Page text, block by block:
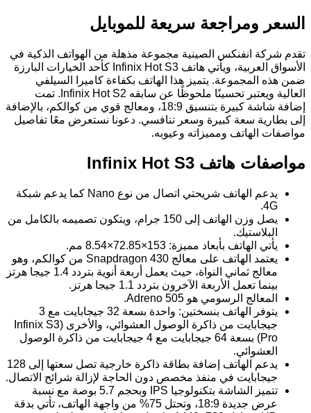
السعر ومراجعة سريعة للموبايل
تقدم شركة انفنكس الصينية مجموعة مذهلة من الهواتف الذكية في
الأسواق العربية، ويأتي هاتف Infinix Hot S3 كأحد الخيارات البارزة
ضمن هذه المجموعة. يتميز هذا الهاتف بكفاءة كاميرا السيلفي
العالية ويعتبر تحسينًا ملحوظًا عن سابقه Infinix Hot S2. تمت
إضافة شاشة كبيرة بتنسيق 18:9، ومعالج قوي من كوالكم، بالإضافة
إلى بطارية سعة كبيرة وسعر تنافسي. دعونا نستعرض معًا تفاصيل
مواصفات الهاتف ومميزاته وعيوبه.
مواصفات هاتف Infinix Hot S3
يدعم الهاتف شريحتي اتصال من نوع Nano كما يدعم شبكة
4G.
يصل وزن الهاتف إلى 150 جرام، ويتكون تصميمه بالكامل من
البلاستيك.
يأتي الهاتف بأبعاد مميزة: 153×72.85×8.54 مم.
يعتمد الهاتف على معالج Snapdragon 430 من كوالكم، وهو
معالج ثماني النواة، حيث يعمل أربعة أنوية بتردد 1.4 جيجا هرتز
بينما تعمل الأربعة الآخرون بتردد 1.1 جيجا هرتز.
المعالج الرسومي هو Adreno 505.
يتوفر الهاتف بنسختين: واحدة بسعة 32 جيجابايت مع 3
جيجابايت من ذاكرة الوصول العشوائي، والأخرى (Infinix S3
Pro) بسعة 64 جيجابايت مع 4 جيجابايت من ذاكرة الوصول
العشوائي.
يدعم الهاتف إضافة بطاقة ذاكرة خارجية تصل سعتها إلى 128
جيجابايت في منفذ مخصص دون الحاجة لإزالة شرائح الاتصال.
تتميز الشاشة بتكنولوجيا IPS وبحجم 5.7 بوصة مع نسبة
عرض جديدة 18:9، وتحتل 75% من واجهة الهاتف، تأتي بدقة